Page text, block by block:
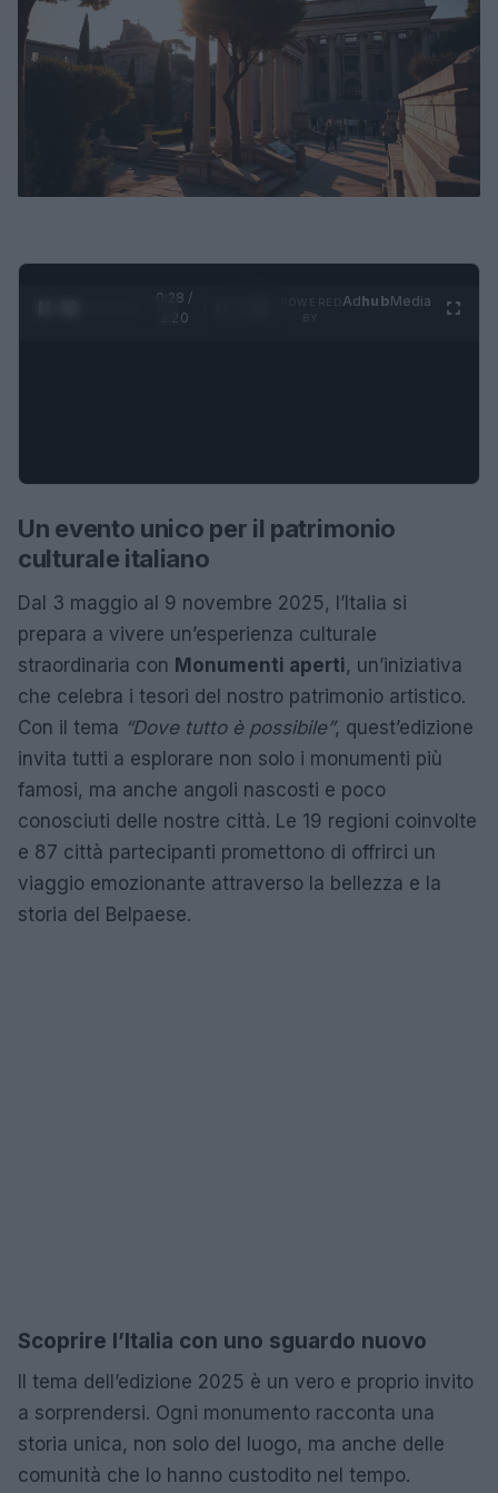
0:28 /
1:20
AdhubMedia
Un evento unico per il patrimonio
culturale italiano
Dal 3 maggio al 9 novembre 2025, l’Italia si
prepara a vivere un’esperienza culturale
straordinaria con Monumenti aperti, un’iniziativa
che celebra i tesori del nostro patrimonio artistico.
Con il tema “Dove tutto è possibile”, quest’edizione
invita tutti a esplorare non solo i monumenti più
famosi, ma anche angoli nascosti e poco
conosciuti delle nostre città. Le 19 regioni coinvolte
e 87 città partecipanti promettono di offrirci un
viaggio emozionante attraverso la bellezza e la
storia del Belpaese.
Scoprire l’Italia con uno sguardo nuovo
Il tema dell’edizione 2025 è un vero e proprio invito
a sorprendersi. Ogni monumento racconta una
storia unica, non solo del luogo, ma anche delle
comunità che lo hanno custodito nel tempo.